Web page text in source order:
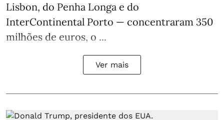
Lisbon, do Penha Longa e do
InterContinental Porto — concentraram 350
milhões de euros, o ...
Ver mais